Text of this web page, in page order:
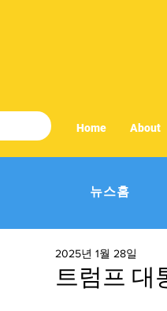
Home About
뉴스홈
트럼프 대
2025년 1월 28일